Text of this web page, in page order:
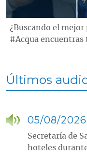
¿Buscando el
#Acqua encuentras
Últimos
05/08/2026
Secretaría de
hoteles